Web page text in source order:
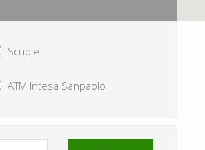
Scuole
ATM Intesa Sanpaolo